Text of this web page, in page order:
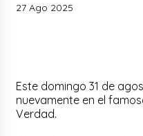
27 Ago 2025
Este domingo 31 de
nuevamente en el
Verdad.